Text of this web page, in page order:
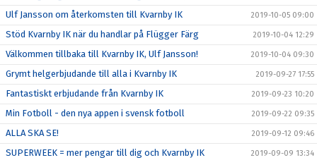
Ulf Jansson om återkomsten till Kvarnby IK 2019-10-05 09:00
Stöd Kvarnby IK när du handlar på Flügger Färg 2019-10-04 12:29
Välkommen tillbaka till Kvarnby IK, Ulf Jansson! 2019-10-04 09:30
Grymt helgerbjudande till alla i Kvarnby IK 2019-09-27 17:55
Fantastiskt erbjudande från Kvarnby IK 2019-09-23 10:20
Min Fotboll - den nya appen i svensk fotboll 2019-09-22 09:35
ALLA SKA SE! 2019-09-12 09:46
SUPERWEEK = mer pengar till dig och Kvarnby IK 2019-09-09 13:34